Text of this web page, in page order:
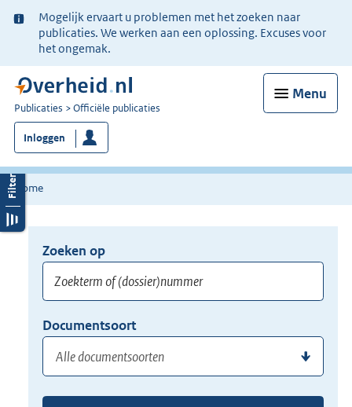
Ter
informatie:
Mogelijk ervaart u problemen met het zoeken naar
publicaties. We werken aan een oplossing. Excuses voor
het ongemak.
Menu
U
bent
nu
hier:
Publicaties Officiële publicaties
Inloggen
Home
Opnieuw
zoeken:
Zoeken op
of
(dossier)nummer
hier
uw
zoekterm
of
Documentsoort